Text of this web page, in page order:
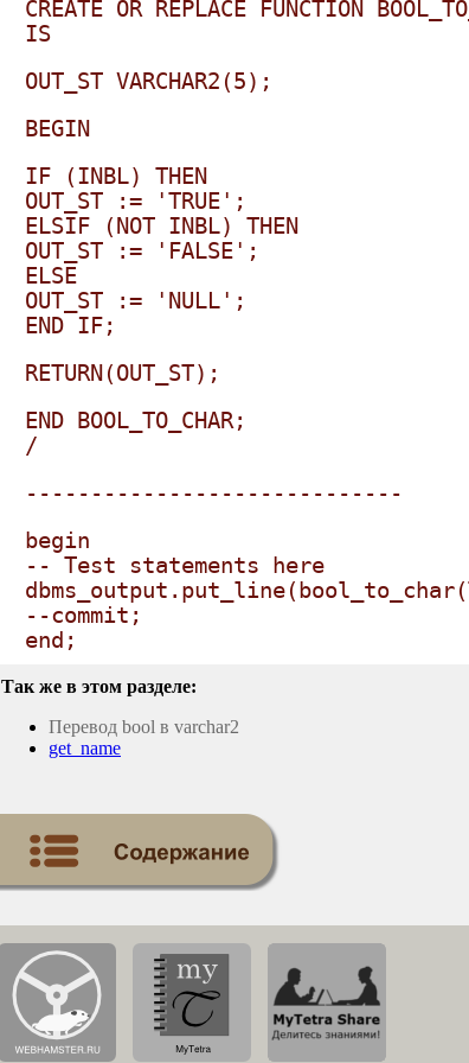
CREATE OR REPLACE FUNCTION
IS
OUT_ST VARCHAR2(5);
BEGIN
IF (INBL) THEN
OUT_ST := 'TRUE';
ELSIF (NOT INBL) THEN
OUT_ST := 'FALSE';
ELSE
OUT_ST := 'NULL';
END IF;
RETURN(OUT_ST);
END BOOL_TO_CHAR;
/
-----------------------------
begin
-- Test statements here
--commit;
end;
Так же в этом разделе:
Перевод bool в varchar2
get_name